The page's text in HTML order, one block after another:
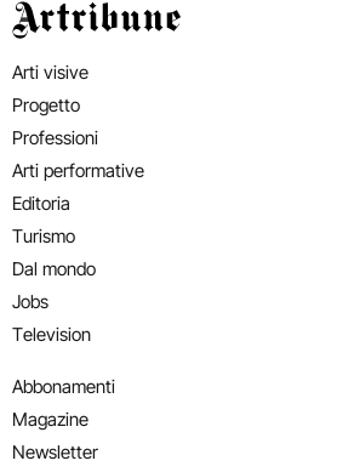
Artribune
Arti visive
Progetto
Professioni
Arti performative
Editoria
Turismo
Dal mondo
Jobs
Television
Abbonamenti
Magazine
Newsletter